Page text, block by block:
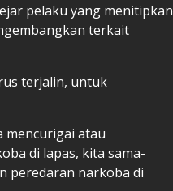
pelaku yang menitipkan
terkait
terjalin, untuk
mencurigai atau
di lapas, kita sama-
peredaran narkoba di